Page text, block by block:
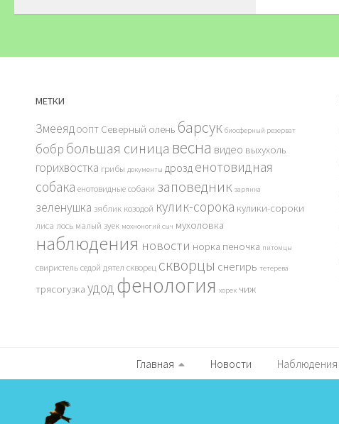
МЕТКИ
ЗмееядООПТ Северный олень барсук биосферный резерват
бобр большая синица весна видео выхухоль
горихвостка грибы документы дрозд енотовидная
собака енотовидные собаки заповедник зарянка
зеленушка зяблик козодой кулик-сорока кулики-сороки
лиса лось малый зуек мохноногий сыч мухоловка
наблюдения новости норка пеночка питомцы
свиристельседой дятел скворец скворцы снегирь тетерева
трясогузка удод фенология хорек чиж
Главная Новости Наблюдения